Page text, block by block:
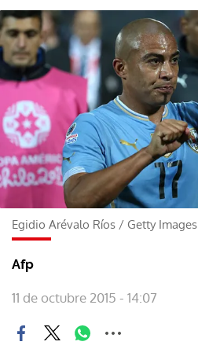
Egidio Arévalo Ríos / Getty Images
Afp
11 de octubre 2015 - 14:07